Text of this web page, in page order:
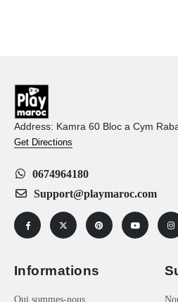
Address: Kamra 60 Bloc a Cym
Get Directions
0674964180
Support@playmaroc.com
Informations
Qui sommes-nous